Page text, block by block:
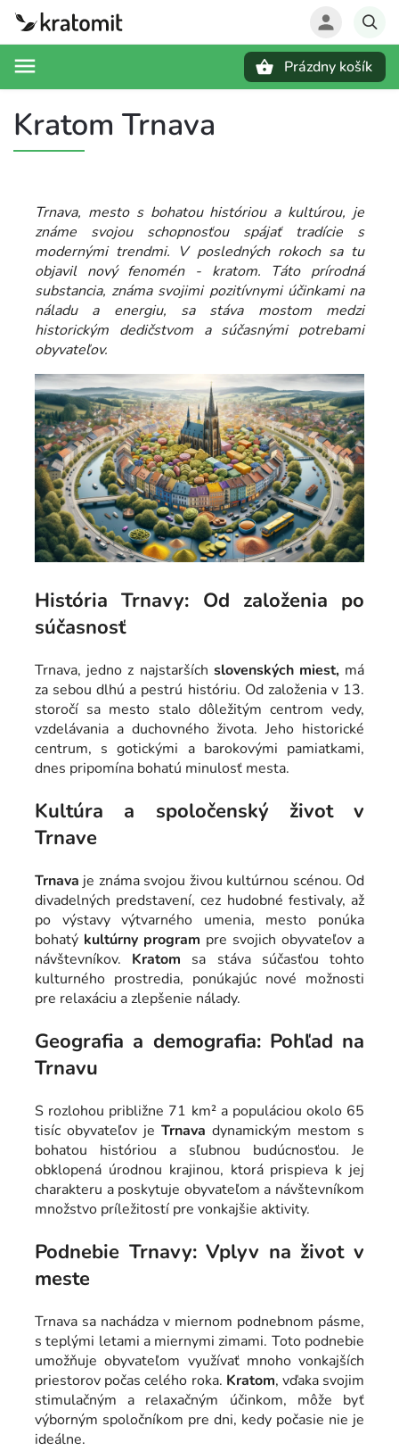
Prázdny košík
Kratom Trnava
Trnava, mesto s bohatou históriou a kultúrou, je
známe svojou schopnosťou spájať tradície s
modernými trendmi. V posledných rokoch sa tu
objavil nový fenomén - kratom. Táto prírodná
substancia, známa svojimi pozitívnymi účinkami na
náladu a energiu, sa stáva mostom medzi
historickým dedičstvom a súčasnými potrebami
obyvateľov.
História Trnavy: Od založenia po
súčasnosť
Trnava, jedno z najstarších slovenských miest,má
za sebou dlhú a pestrú históriu. Od založenia v 13.
storočí sa mesto stalo dôležitým centrom vedy,
vzdelávania a duchovného života. Jeho historické
centrum, s gotickými a barokovými pamiatkami,
dnes pripomína bohatú minulosť mesta.
Kultúra a spoločenský život v
Trnave
Trnava je známa svojou živou kultúrnou scénou. Od
divadelných predstavení, cez hudobné festivaly, až
po výstavy výtvarného umenia, mesto ponúka
bohatý kultúrny program pre svojich obyvateľov a
návštevníkov. Kratom sa stáva súčasťou tohto
kulturného prostredia, ponúkajúc nové možnosti
pre relaxáciu a zlepšenie nálady.
Geografia a demografia: Pohľad na
Trnavu
S rozlohou približne 71 km² a populáciou okolo 65
tisíc obyvateľov je Trnava dynamickým mestom s
bohatou históriou a sľubnou budúcnosťou. Je
obklopená úrodnou krajinou, ktorá prispieva k jej
charakteru a poskytuje obyvateľom a návštevníkom
množstvo príležitostí pre vonkajšie aktivity.
Podnebie Trnavy: Vplyv na život v
meste
Trnava sa nachádza v miernom podnebnom pásme,
s teplými letami a miernymi zimami. Toto podnebie
umožňuje obyvateľom využívať mnoho vonkajších
priestorov počas celého roka. Kratom, vďaka svojim
stimulačným a relaxačným účinkom, môže byť
výborným spoločníkom pre dni, kedy počasie nie je
ideálne.